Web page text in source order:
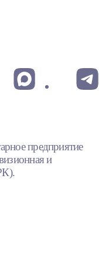
предприятие
и